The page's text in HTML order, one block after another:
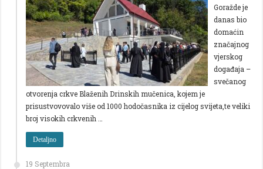
Goražde je
danas bio
domaćin
značajnog
vjerskog
događaja –
svečanog
otvorenja crkve Blaženih Drinskih mučenica, kojem je
prisustvovovalo više od 1000 hodočasnika iz cijelog svijeta,te veliki
broj visokih crkvenih …
Detaljno
19 Septembra